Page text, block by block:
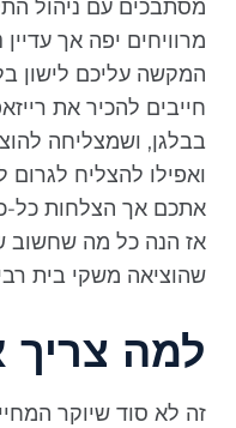
מסתבכים עם ניהול
מרוויחים יפה אך עדיין
המקשה עליכם לישון
חייבים להכיר את
בבלגן, ושמצליחה
ואפילו להצליח לגרום
אתכם אך הצלחות כל-
אז הנה כל מה שחשוב
שהוציאה משקי בית
למה צריך
זה לא סוד שיוקר